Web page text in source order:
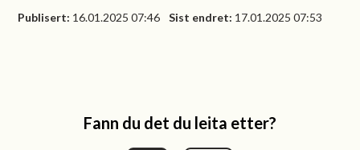
Publisert 16.01.2025 07:46 Sist endret 17.01.2025 07:53
Fann du det du leita etter?